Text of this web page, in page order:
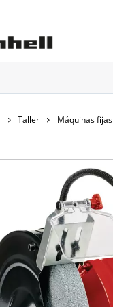
Taller Máquinas fijas